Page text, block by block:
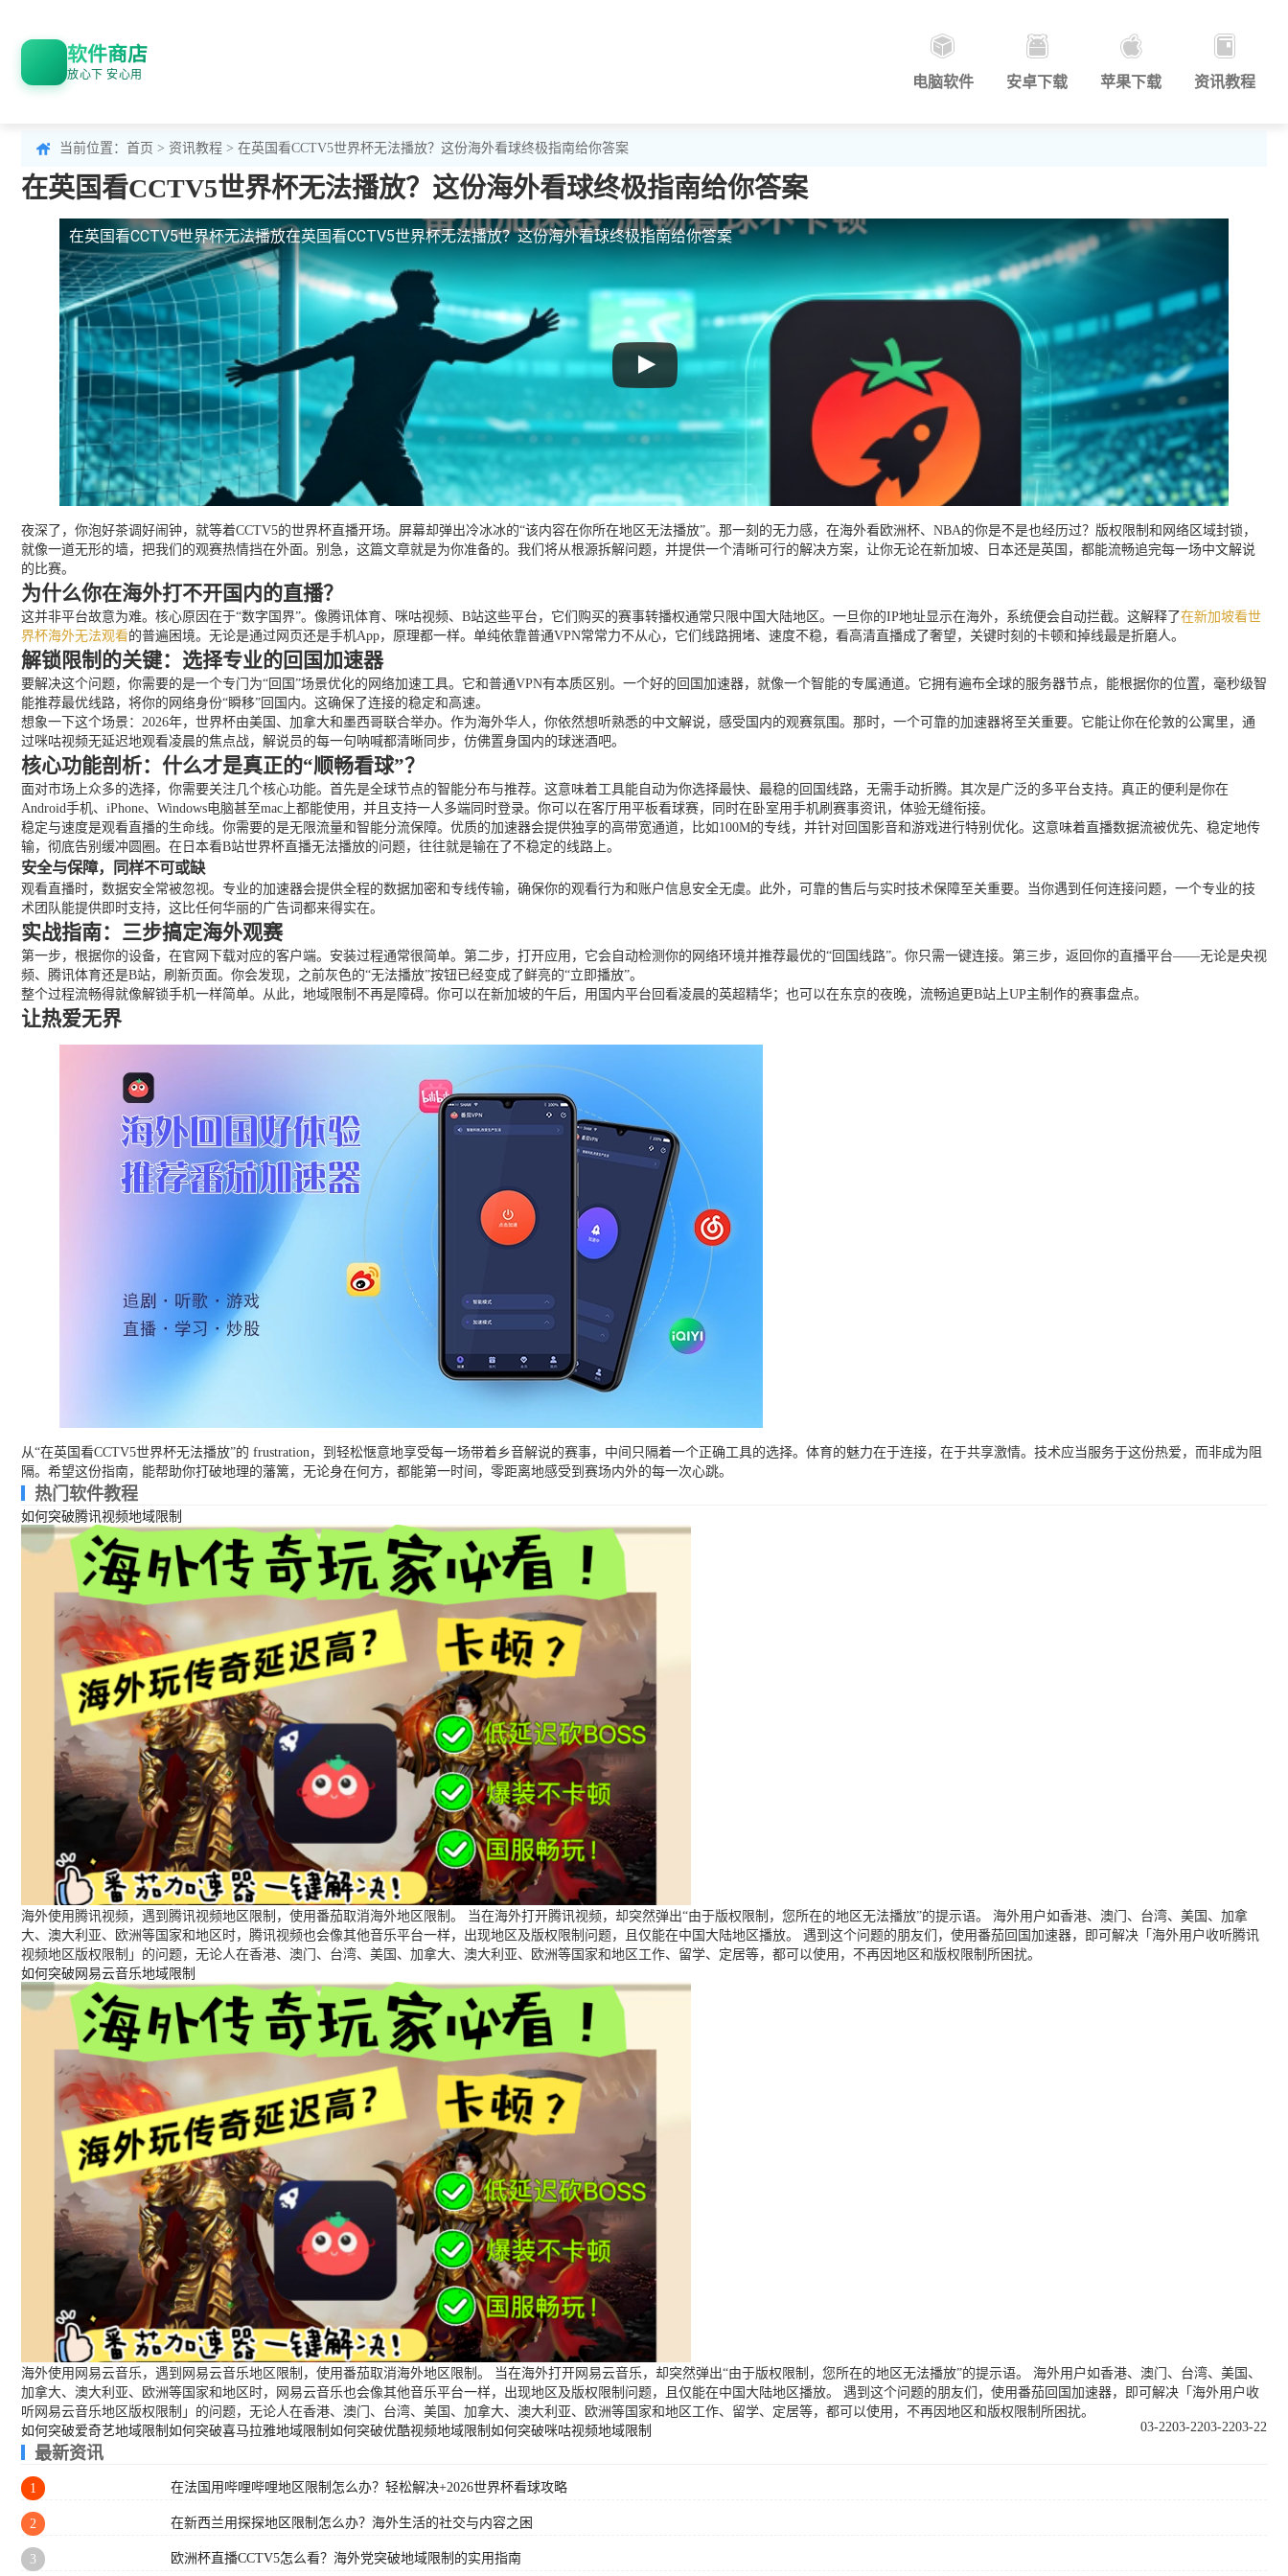
软件商店
放心下 安心用 电脑软件 安卓下载 苹果下载 资讯教程
当前位置： 首页 > 资讯教程 > 在英国看CCTV5世界杯无法播放？这份海外看球终极指南给你答案
在英国看CCTV5世界杯无法播放？这份海外看球终极指南给你答案
在英国看CCTV5世界杯无法播放在英国看CCTV5世界杯无法播放？这份海外看球终极指南给你答案
夜深了，你泡好茶调好闹钟，就等着CCTV5的世界杯直播开场。屏幕却弹出冷冰冰的“该内容在你所在地区无法播放”。那一刻的无力感，在海外看欧洲杯、NBA的你是不是也经历过？版权限制和网络区域封锁，
就像一道无形的墙，把我们的观赛热情挡在外面。别急，这篇文章就是为你准备的。我们将从根源拆解问题，并提供一个清晰可行的解决方案，让你无论在新加坡、日本还是英国，都能流畅追完每一场中文解说
的比赛。
为什么你在海外打不开国内的直播？
这并非平台故意为难。核心原因在于“数字国界”。像腾讯体育、咪咕视频、B站这些平台，它们购买的赛事转播权通常只限中国大陆地区。一旦你的IP地址显示在海外，系统便会自动拦截。这解释了在新加坡看世
界杯海外无法观看的普遍困境。无论是通过网页还是手机App，原理都一样。单纯依靠普通VPN常常力不从心，它们线路拥堵、速度不稳，看高清直播成了奢望，关键时刻的卡顿和掉线最是折磨人。
解锁限制的关键：选择专业的回国加速器
要解决这个问题，你需要的是一个专门为“回国”场景优化的网络加速工具。它和普通VPN有本质区别。一个好的回国加速器，就像一个智能的专属通道。它拥有遍布全球的服务器节点，能根据你的位置，毫秒级智
能推荐最优线路，将你的网络身份“瞬移”回国内。这确保了连接的稳定和高速。
想象一下这个场景：2026年，世界杯由美国、加拿大和墨西哥联合举办。作为海外华人，你依然想听熟悉的中文解说，感受国内的观赛氛围。那时，一个可靠的加速器将至关重要。它能让你在伦敦的公寓里，通
过咪咕视频无延迟地观看凌晨的焦点战，解说员的每一句呐喊都清晰同步，仿佛置身国内的球迷酒吧。
核心功能剖析：什么才是真正的“顺畅看球”？
面对市场上众多的选择，你需要关注几个核心功能。首先是全球节点的智能分布与推荐。这意味着工具能自动为你选择最快、最稳的回国线路，无需手动折腾。其次是广泛的多平台支持。真正的便利是你在
Android手机、iPhone、Windows电脑甚至mac上都能使用，并且支持一人多端同时登录。你可以在客厅用平板看球赛，同时在卧室用手机刷赛事资讯，体验无缝衔接。
稳定与速度是观看直播的生命线。你需要的是无限流量和智能分流保障。优质的加速器会提供独享的高带宽通道，比如100M的专线，并针对回国影音和游戏进行特别优化。这意味着直播数据流被优先、稳定地传
输，彻底告别缓冲圆圈。在日本看B站世界杯直播无法播放的问题，往往就是输在了不稳定的线路上。
安全与保障，同样不可或缺
观看直播时，数据安全常被忽视。专业的加速器会提供全程的数据加密和专线传输，确保你的观看行为和账户信息安全无虞。此外，可靠的售后与实时技术保障至关重要。当你遇到任何连接问题，一个专业的技
术团队能提供即时支持，这比任何华丽的广告词都来得实在。
实战指南：三步搞定海外观赛
第一步，根据你的设备，在官网下载对应的客户端。安装过程通常很简单。第二步，打开应用，它会自动检测你的网络环境并推荐最优的“回国线路”。你只需一键连接。第三步，返回你的直播平台——无论是央视
频、腾讯体育还是B站，刷新页面。你会发现，之前灰色的“无法播放”按钮已经变成了鲜亮的“立即播放”。
整个过程流畅得就像解锁手机一样简单。从此，地域限制不再是障碍。你可以在新加坡的午后，用国内平台回看凌晨的英超精华；也可以在东京的夜晚，流畅追更B站上UP主制作的赛事盘点。
让热爱无界
从“在英国看CCTV5世界杯无法播放”的 frustration，到轻松惬意地享受每一场带着乡音解说的赛事，中间只隔着一个正确工具的选择。体育的魅力在于连接，在于共享激情。技术应当服务于这份热爱，而非成为阻
隔。希望这份指南，能帮助你打破地理的藩篱，无论身在何方，都能第一时间，零距离地感受到赛场内外的每一次心跳。
热门软件教程
如何突破腾讯视频地域限制
海外使用腾讯视频，遇到腾讯视频地区限制，使用番茄取消海外地区限制。 当在海外打开腾讯视频，却突然弹出“由于版权限制，您所在的地区无法播放”的提示语。 海外用户如香港、澳门、台湾、美国、加拿
大、澳大利亚、欧洲等国家和地区时，腾讯视频也会像其他音乐平台一样，出现地区及版权限制问题，且仅能在中国大陆地区播放。 遇到这个问题的朋友们，使用番茄回国加速器，即可解决「海外用户收听腾讯
视频地区版权限制」的问题，无论人在香港、澳门、台湾、美国、加拿大、澳大利亚、欧洲等国家和地区工作、留学、定居等，都可以使用，不再因地区和版权限制所困扰。
如何突破网易云音乐地域限制
海外使用网易云音乐，遇到网易云音乐地区限制，使用番茄取消海外地区限制。 当在海外打开网易云音乐，却突然弹出“由于版权限制，您所在的地区无法播放”的提示语。 海外用户如香港、澳门、台湾、美国、
加拿大、澳大利亚、欧洲等国家和地区时，网易云音乐也会像其他音乐平台一样，出现地区及版权限制问题，且仅能在中国大陆地区播放。 遇到这个问题的朋友们，使用番茄回国加速器，即可解决「海外用户收
听网易云音乐地区版权限制」的问题，无论人在香港、澳门、台湾、美国、加拿大、澳大利亚、欧洲等国家和地区工作、留学、定居等，都可以使用，不再因地区和版权限制所困扰。
如何突破爱奇艺地域限制
03-22
如何突破喜马拉雅地域限制 03-22
如何突破优酷视频地域限制 03-22
如何突破咪咕视频地域限制 03-22
最新资讯
1 在法国用哔哩哔哩地区限制怎么办？轻松解决+2026世界杯看球攻略
2 在新西兰用探探地区限制怎么办？海外生活的社交与内容之困
3 欧洲杯直播CCTV5怎么看？海外党突破地域限制的实用指南